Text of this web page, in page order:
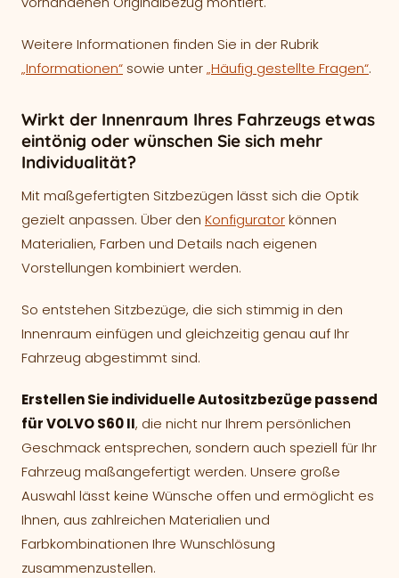
Weitere Informationen finden Sie in der Rubrik
„Informationen“ sowie unter„Häufig gestellte Fragen“.
Wirkt der Innenraum Ihres Fahrzeugs etwas
eintönig oder wünschen Sie sich mehr
Individualität?
Mit maßgefertigten Sitzbezügen lässt sich die Optik
gezielt anpassen. Über den Konfiguratorkönnen
Materialien, Farben und Details nach eigenen
Vorstellungen kombiniert werden.
So entstehen Sitzbezüge, die sich stimmig in den
Innenraum einfügen und gleichzeitig genau auf Ihr
Fahrzeug abgestimmt sind.
Erstellen Sie individuelle Autositzbezüge passend
für VOLVO S60 II, die nicht nur Ihrem persönlichen
Geschmack entsprechen, sondern auch speziell für Ihr
Fahrzeug maßangefertigt werden. Unsere große
Auswahl lässt keine Wünsche offen und ermöglicht es
Ihnen, aus zahlreichen Materialien und
Farbkombinationen Ihre Wunschlösung
zusammenzustellen.